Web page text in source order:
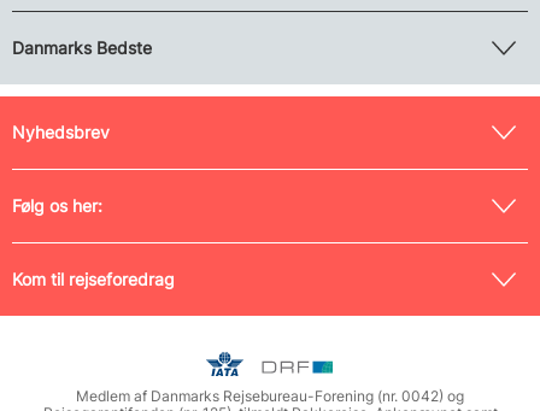
Danmarks Bedste
Nyhedsbrev
Følg os her:
Kom til rejseforedrag
Medlem af Danmarks Rejsebureau-Forening (nr. 0042) og